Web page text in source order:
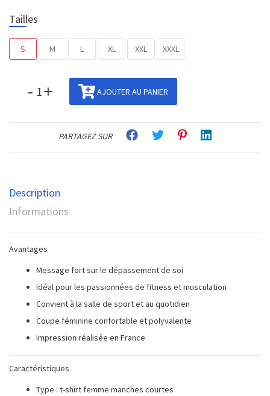
Tailles
S M L XL XXL XXXL
- + AJOUTER AU PANIER
PARTAGEZ SUR
Description
Informations
Avantages
Message fort sur le dépassement de soi
Idéal pour les passionnées de fitness et musculation
Convient à la salle de sport et au quotidien
Coupe féminine confortable et polyvalente
Impression réalisée en France
Caractéristiques
Type : t-shirt femme manches courtes